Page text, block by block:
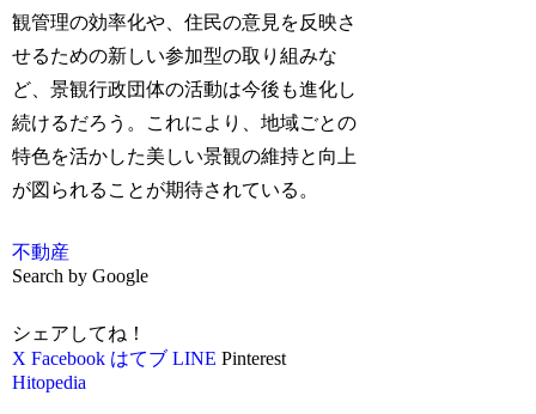
観管理の効率化や、住民の意見を反映さ
せるための新しい参加型の取り組みな
ど、景観行政団体の活動は今後も進化し
続けるだろう。これにより、地域ごとの
特色を活かした美しい景観の維持と向上
が図られることが期待されている。
不動産
Search by Google
シェアしてね！
X Facebook はてブ LINE Pinterest
Hitopedia